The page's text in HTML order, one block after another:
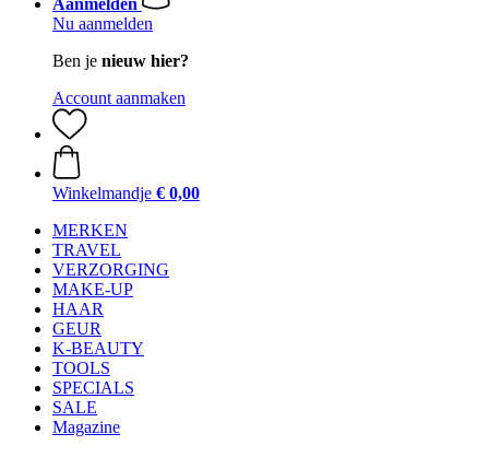
Aanmelden
Nu aanmelden
Ben je nieuw hier?
Account aanmaken
Winkelmandje € 0,00
MERKEN
TRAVEL
VERZORGING
MAKE-UP
HAAR
GEUR
K-BEAUTY
TOOLS
SPECIALS
SALE
Magazine